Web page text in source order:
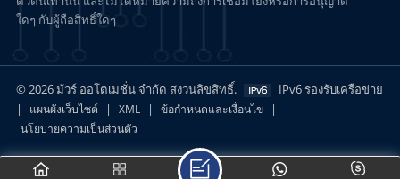
ใดๆ กับผู้ถือสิทธิ์ใดๆ
© 2026 มัวร์ ออโตเมชั่น จำกัด สงวนลิขสิทธิ์.
IPv6 รองรับเครือข่าย
|
แผนผังเว็บไซต์ | XML | ข้อกำหนดและเงื่อนไข |
นโยบายความเป็นส่วนตัว